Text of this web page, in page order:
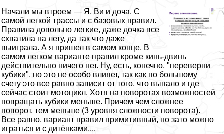
Начали мы втроем — Я, Ви и доча. С
самой легкой трассы и с базовых правил.
Правила довольно легкие, даже дочка все
схватила на лету, да так что даже
выиграла. А я пришел в самом конце. В
самом легком варианте правил кроме кинь-двинь
действительно ничего нет. Ну, есть, конечно, "переверни
кубики", но это не особо влияет, так как по большому
счету это все равно зависит от того, что выпало и где
сейчас стоит мотоцикл. Хотя на поворотах возможностей
повращать кубики меньше. Причем чем сложнее
поворот, тем меньше (3 уровня сложности поворота).
Все равно, вариант правил примитивный, но зато можно
играться и с дитёнками....